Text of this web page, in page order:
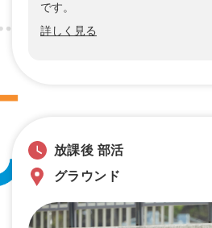
です。
詳しく見る
放課後 部活
グラウンド